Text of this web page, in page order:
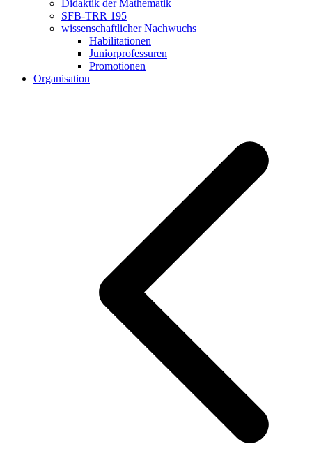
Didaktik der Mathematik
SFB-TRR 195
wissenschaftlicher Nachwuchs
Habilitationen
Juniorprofessuren
Promotionen
Organisation